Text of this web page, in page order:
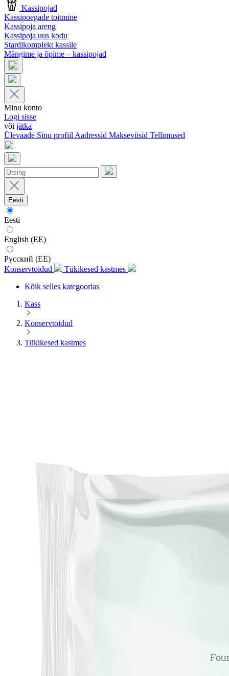
Kassipojad
Kassipoegade toitmine
Kassipoja areng
Kassipoja uus kodu
Stardikomplekt kassile
Mängime ja õpime – kassipojad
Minu konto
Logi sisse
või jätka
Ülevaade Sinu profiil Aadressid Makseviisid Tellimused
Eesti
Eesti
English (EE)
Русский (EE)
Konservtoidud
Tükikesed kastmes
Kõik selles kategoorias
Kass
Konservtoidud
Tükikesed kastmes